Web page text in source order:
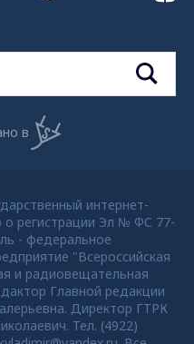
в
интернет-
о регистрации Эл № ФС 77-
- федеральное
"Всероссийская
и радиовещательная
Главной редакции
Директор ГТРК
Тел. (4922)